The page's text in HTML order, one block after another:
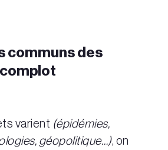
communs des
varient (épidémies,
géopolitique…), on